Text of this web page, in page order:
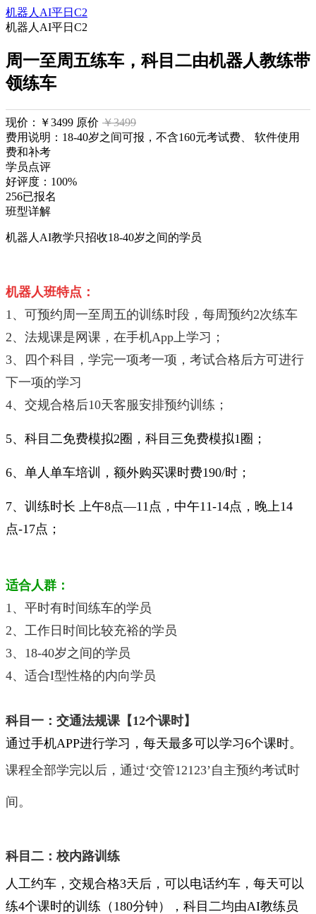
机器人AI平日C2
机器人AI平日C2
周一至周五练车，科目二由机器人教练带
领练车
现价： ￥3499 原价 ￥3499
费用说明：18-40岁之间可报，不含160元考试费、 软件使用
费和补考
学员点评
好评度： 100%
256已报名
班型详解
机器人AI教学只招收18-40岁之间的学员
机器人班特点：
1、可预约周一至周五的训练时段，每周预约2次练车
2、法规课是网课，在手机App上学习；
3、四个科目，学完一项考一项，考试合格后方可进行
下一项的学习
4、交规合格后10天客服安排预约训练；
5、科目二免费模拟2圈，科目三免费模拟1圈；
6、单人单车培训，额外购买课时费190/时；
7、训练时长 上午8点—11点，中午11-14点，晚上14
点-17点；
适合人群：
1、平时有时间练车的学员
2、工作日时间比较充裕的学员
3、18-40岁之间的学员
4、适合I型性格的内向学员
科目一：交通法规课【12个课时】
通过手机APP进行学习，每天最多可以学习6个课时。
课程全部学完以后，通过‘交管12123’自主预约考试时
间。
科目二：校内路训练
人工约车，交规合格3天后，可以电话约车，每天可以
练4个课时的训练（180分钟），科目二均由AI教练员